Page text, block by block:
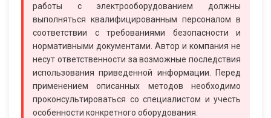
работы с электрооборудованием должны
выполняться квалифицированным персоналом в
соответствии с требованиями безопасности и
нормативными документами. Автор и компания не
несут ответственности за возможные последствия
использования приведенной информации. Перед
применением описанных методов необходимо
проконсультироваться со специалистом и учесть
особенности конкретного оборудования.